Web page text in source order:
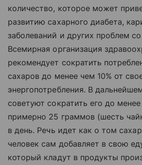
количество, которое может
развитию сахарного диабета,
заболеваний и других проблем
Всемирная организация
рекомендует сократить
сахаров до менее чем 10% от
энергопотребления. В
советуют сократить его до
примерно 25 граммов (шесть
в день. Речь идет как о том
человек сам добавляет в свою
который кладут в продукты